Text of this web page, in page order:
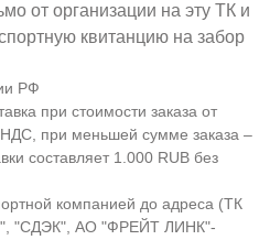
от организации на эту ТК и
квитанцию на забор
РФ
при стоимости заказа от
при меньшей сумме заказа –
составляет 1.000 RUB без
компанией до адреса (ТК
"СДЭК", АО "ФРЕЙТ ЛИНК"-